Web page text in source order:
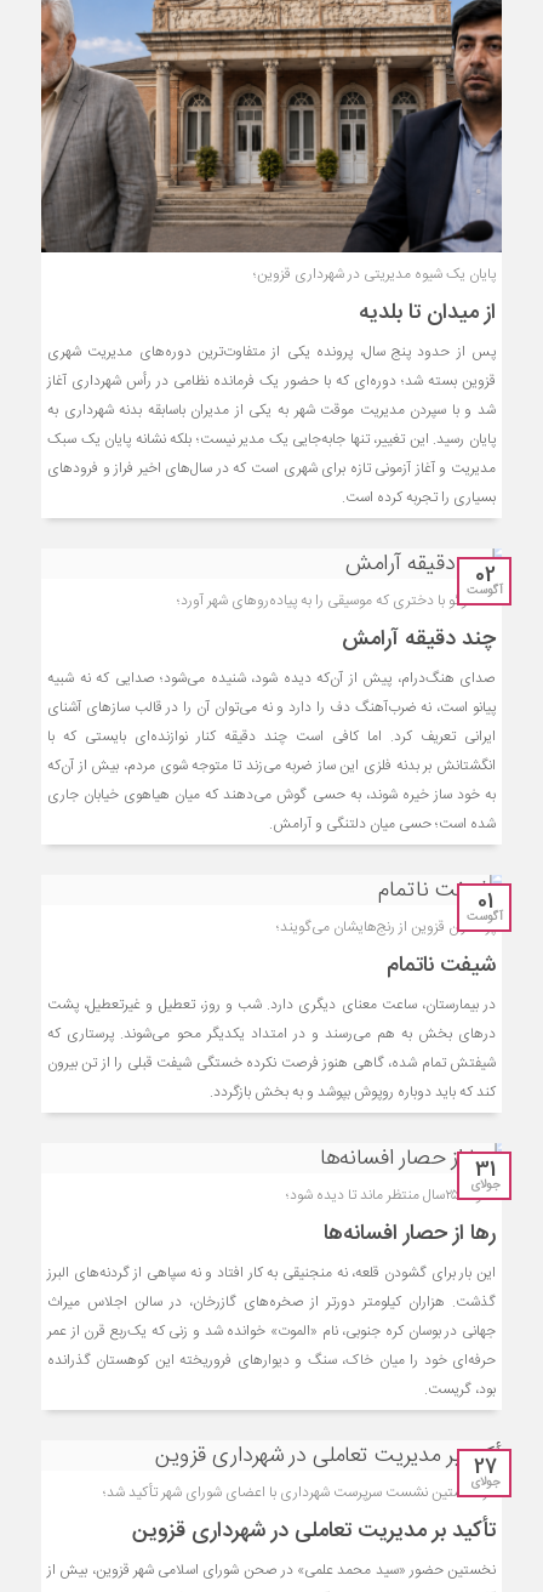
پایان یک شیوه مدیریتی در شهرداری قزوین؛
از میدان تا بلدیه
پس از حدود پنج سال، پرونده یکی از متفاوت‌ترین دوره‌های مدیریت شهری
قزوین بسته شد؛ دوره‌ای که با حضور یک فرمانده نظامی در رأس شهرداری آغاز
شد و با سپردن مدیریت موقت شهر به یکی از مدیران باسابقه بدنه شهرداری به
پایان رسید. این تغییر، تنها جابه‌جایی یک مدیر نیست؛ بلکه نشانه پایان یک سبک
مدیریت و آغاز آزمونی تازه برای شهری است که در سال‌های اخیر فراز و فرودهای
بسیاری را تجربه کرده است.
02
آگوست
گفت‌وگو با دختری که موسیقی را به پیاده‌روهای شهر آورد؛
چند دقیقه آرامش
صدای هنگ‌درام، پیش از آن‌که دیده شود، شنیده می‌شود؛ صدایی که نه شبیه
پیانو است، نه ضرب‌آهنگ دف را دارد و نه می‌توان آن را در قالب سازهای آشنای
ایرانی تعریف کرد. اما کافی است چند دقیقه کنار نوازنده‌ای بایستی که با
انگشتانش بر بدنه فلزی این ساز ضربه می‌زند تا متوجه شوی مردم، بیش از آن‌که
به خود ساز خیره شوند، به حسی گوش می‌دهند که میان هیاهوی خیابان جاری
شده است؛ حسی میان دلتنگی و آرامش.
01
آگوست
پرستاران قزوین از رنج‌هایشان می‌گویند؛
شیفت ناتمام
در بیمارستان، ساعت معنای دیگری دارد. شب و روز، تعطیل و غیرتعطیل، پشت
درهای بخش به هم می‌رسند و در امتداد یکدیگر محو می‌شوند. پرستاری که
شیفتش تمام شده، گاهی هنوز فرصت نکرده خستگی شیفت قبلی را از تن بیرون
کند که باید دوباره روپوش بپوشد و به بخش بازگردد.
31
جولای
الموت ۲۵سال منتظر ماند تا دیده شود؛
رها از حصار افسانه‌ها
این بار برای گشودن قلعه، نه منجنیقی به کار افتاد و نه سپاهی از گردنه‌های البرز
گذشت. هزاران کیلومتر دورتر از صخره‌های گازرخان، در سالن اجلاس میراث
جهانی در بوسان کره جنوبی، نام «الموت» خوانده شد و زنی که یک‌ربع قرن از عمر
حرفه‌ای خود را میان خاک، سنگ و دیوارهای فروریخته این کوهستان گذرانده
بود، گریست.
27
جولای
در نخستین نشست سرپرست شهرداری با اعضای شورای شهر تأکید شد؛
تأکید بر مدیریت تعاملی در شهرداری قزوین
نخستین حضور «سید محمد علمی» در صحن شورای اسلامی شهر قزوین، بیش از